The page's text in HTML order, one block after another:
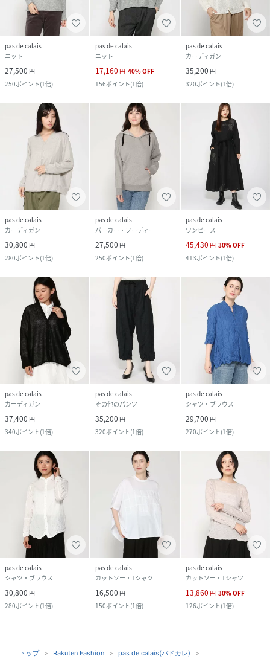
pas de calais
ニット
27,500 円
250ポイント(1倍)
pas de calais
ニット
17,160 円 40%OFF
156ポイント(1倍)
pas de calais
カーディガン
35,200 円
320ポイント(1倍)
pas de calais
カーディガン
30,800 円
280ポイント(1倍)
pas de calais
パーカー・フーディー
27,500 円
250ポイント(1倍)
pas de calais
ワンピース
45,430 円 30%OFF
413ポイント(1倍)
pas de calais
カーディガン
37,400 円
340ポイント(1倍)
pas de calais
その他のパンツ
35,200 円
320ポイント(1倍)
pas de calais
シャツ・ブラウス
29,700 円
270ポイント(1倍)
pas de calais
シャツ・ブラウス
30,800 円
280ポイント(1倍)
pas de calais
カットソー・Tシャツ
16,500 円
150ポイント(1倍)
pas de calais
カットソー・Tシャツ
13,860 円 30%OFF
126ポイント(1倍)
トップ Rakuten Fashion
pas de calais(パドカレ)